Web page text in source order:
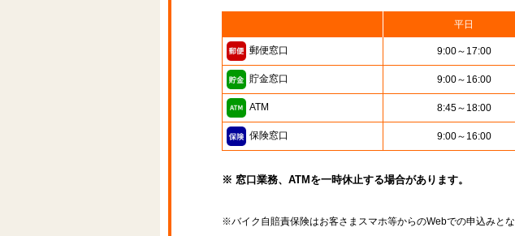
平日
郵便窓口 9:00～17:00
貯金窓口 9:00～16:00
ATM 8:45～18:00
保険窓口 9:00～16:00
※ 窓口業務、ATMを一時休止する場合があります。
※バイク自賠責保険はお客さまスマホ等からのWebでの申込みとな